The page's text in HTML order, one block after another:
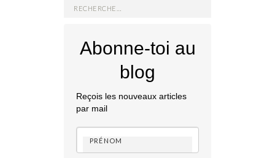
Rechercher :
Abonne-toi au
blog
Reçois les nouveaux articles
par mail